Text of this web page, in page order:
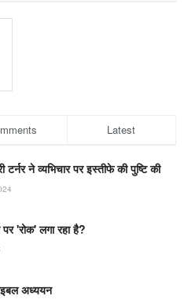
Latest
टर्नर ने व्यभिचार पर इस्तीफे की पुष्टि की
पर 'रोक' लगा रहा है?
अध्ययन